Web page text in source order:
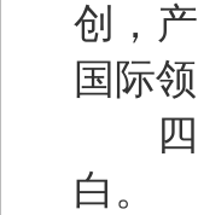
创，
国际
四、
白。